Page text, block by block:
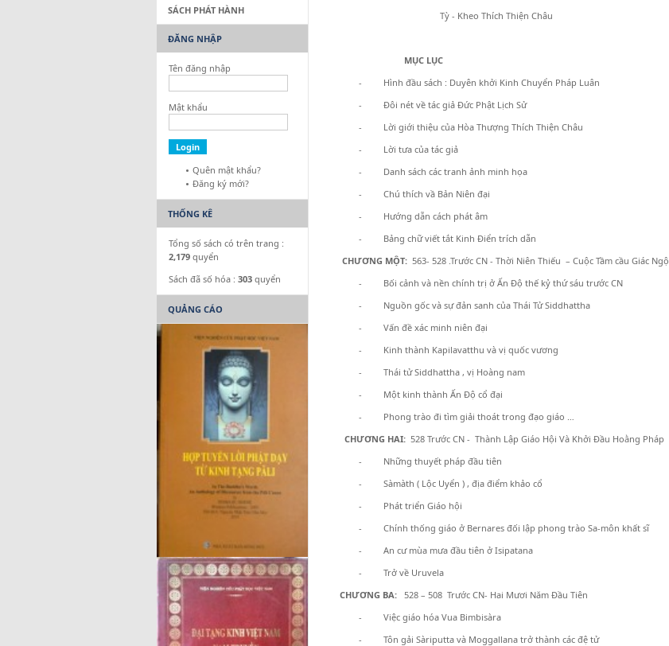
Tỳ - Kheo Thích Thiện Châu
MỤC LỤC
- Hình đầu sách : Duyên khởi Kinh Chuyển Pháp Luân
- Đôi nét về tác giả Đức Phật Lịch Sử
- Lời giới thiệu của Hòa Thượng Thích Thiện Châu
- Lời tưa của tác giả
- Danh sách các tranh ảnh minh họa
- Chú thích vầ Bản Niên đại
- Hướng dẫn cách phát âm
- Bảng chữ viết tắt Kinh Điển trích dẫn
CHƯƠNG MỘT: 563- 528 .Trước CN - Thời Niên Thiếu – Cuộc Tầm cầu Giác Ngộ
- Bối cảnh và nền chính trị ở Ấn Độ thế kỷ thứ sáu trước CN
- Nguồn gốc và sự đản sanh của Thái Tử Siddhattha
- Vấn đề xác minh niên đại
- Kinh thành Kapilavatthu và vị quốc vương
- Thái tử Siddhattha , vị Hoàng nam
- Một kinh thành Ấn Độ cổ đại
- Phong trào đi tìm giải thoát trong đạo giáo …
CHƯƠNG HAI: 528 Trước CN - Thành Lập Giáo Hội Và Khởi Đầu Hoằng Pháp
- Những thuyết pháp đầu tiên
- Sàmàth ( Lộc Uyển ) , địa điểm khảo cổ
- Phát triển Giáo hội
- Chính thống giáo ở Bernares đối lập phong trào Sa-môn khất sĩ
- An cư mùa mưa đầu tiên ở Isipatana
- Trở về Uruvela
CHƯƠNG BA: 528 – 508 Trước CN- Hai Mươi Năm Đầu Tiên
- Việc giáo hóa Vua Bimbisàra
- Tôn gải Sàriputta và Moggallana trở thành các đệ tử
SÁCH PHÁT HÀNH
ĐĂNG NHẬP
Tên đăng nhập
Mật khẩu
Quên mật khẩu?
Đăng ký mới?
THỐNG KÊ
Tổng số sách có trên trang :
2,179 quyển
Sách đã số hóa : 303 quyển
QUẢNG CÁO